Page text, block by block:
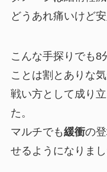
どうあれ痛いけど
こんな手探りでも8
ことは割とありな気
戦い方として成り
た。
マルチでも緩衝の
せるようになりまし